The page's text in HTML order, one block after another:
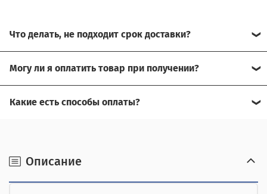
помочь.
наличными при получении,
Описание